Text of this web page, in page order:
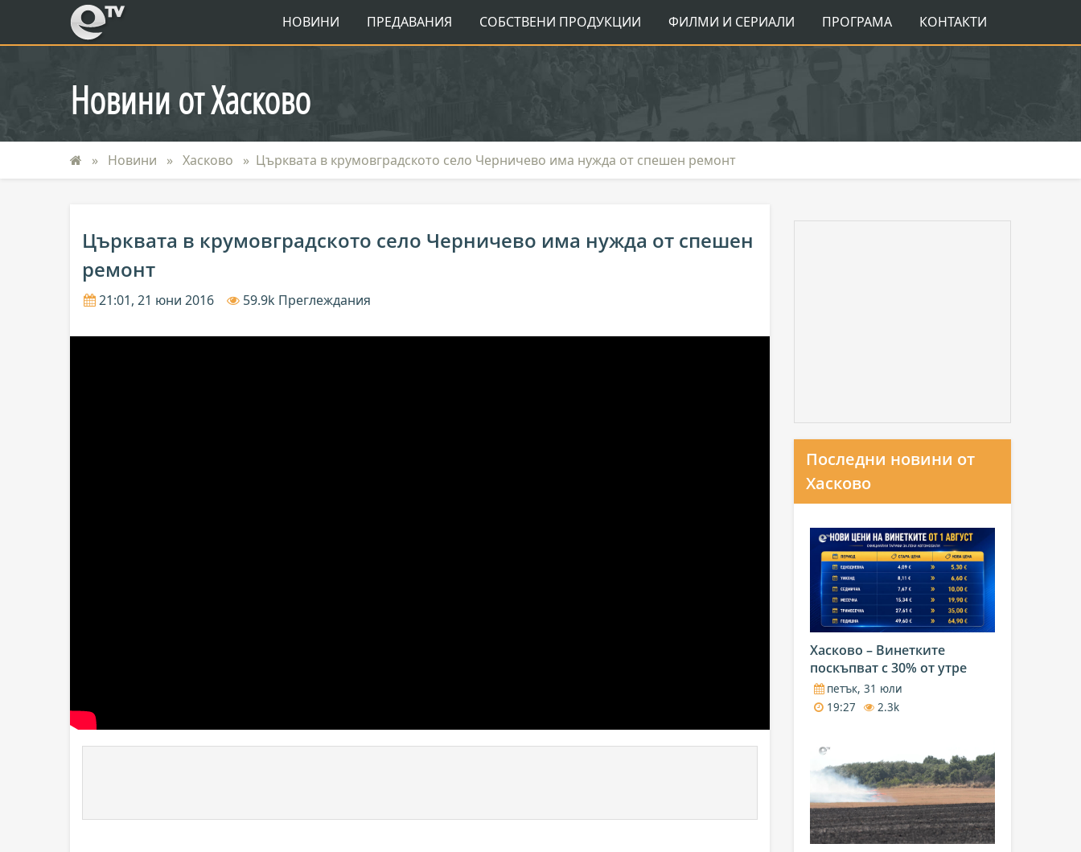
eTV НОВИНИ ПРЕДАВАНИЯ СОБСТВЕНИ ПРОДУКЦИИ ФИЛМИ И СЕРИАЛИ ПРОГРАМА КОНТАКТИ
Новини от Хасково
Новини Хасково Църквата в крумовградското село Черничево има нужда от спешен ремонт
Църквата в крумовградското село Черничево има нужда от спешен
ремонт
21:01, 21 юни 2016 59.9k Преглеждания
Последни новини от
Хасково
Хасково – Винетките
поскъпват с 30% от утре
петък, 31 юли
19:27
2.3k